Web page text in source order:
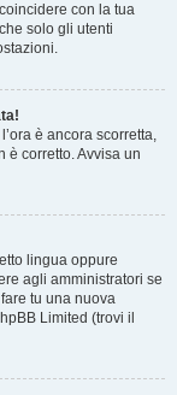
con la tua
solo gli utenti
è ancora scorretta,
è corretto. Avvisa un
lingua oppure
agli amministratori se
tu una nuova
Limited (trovi il